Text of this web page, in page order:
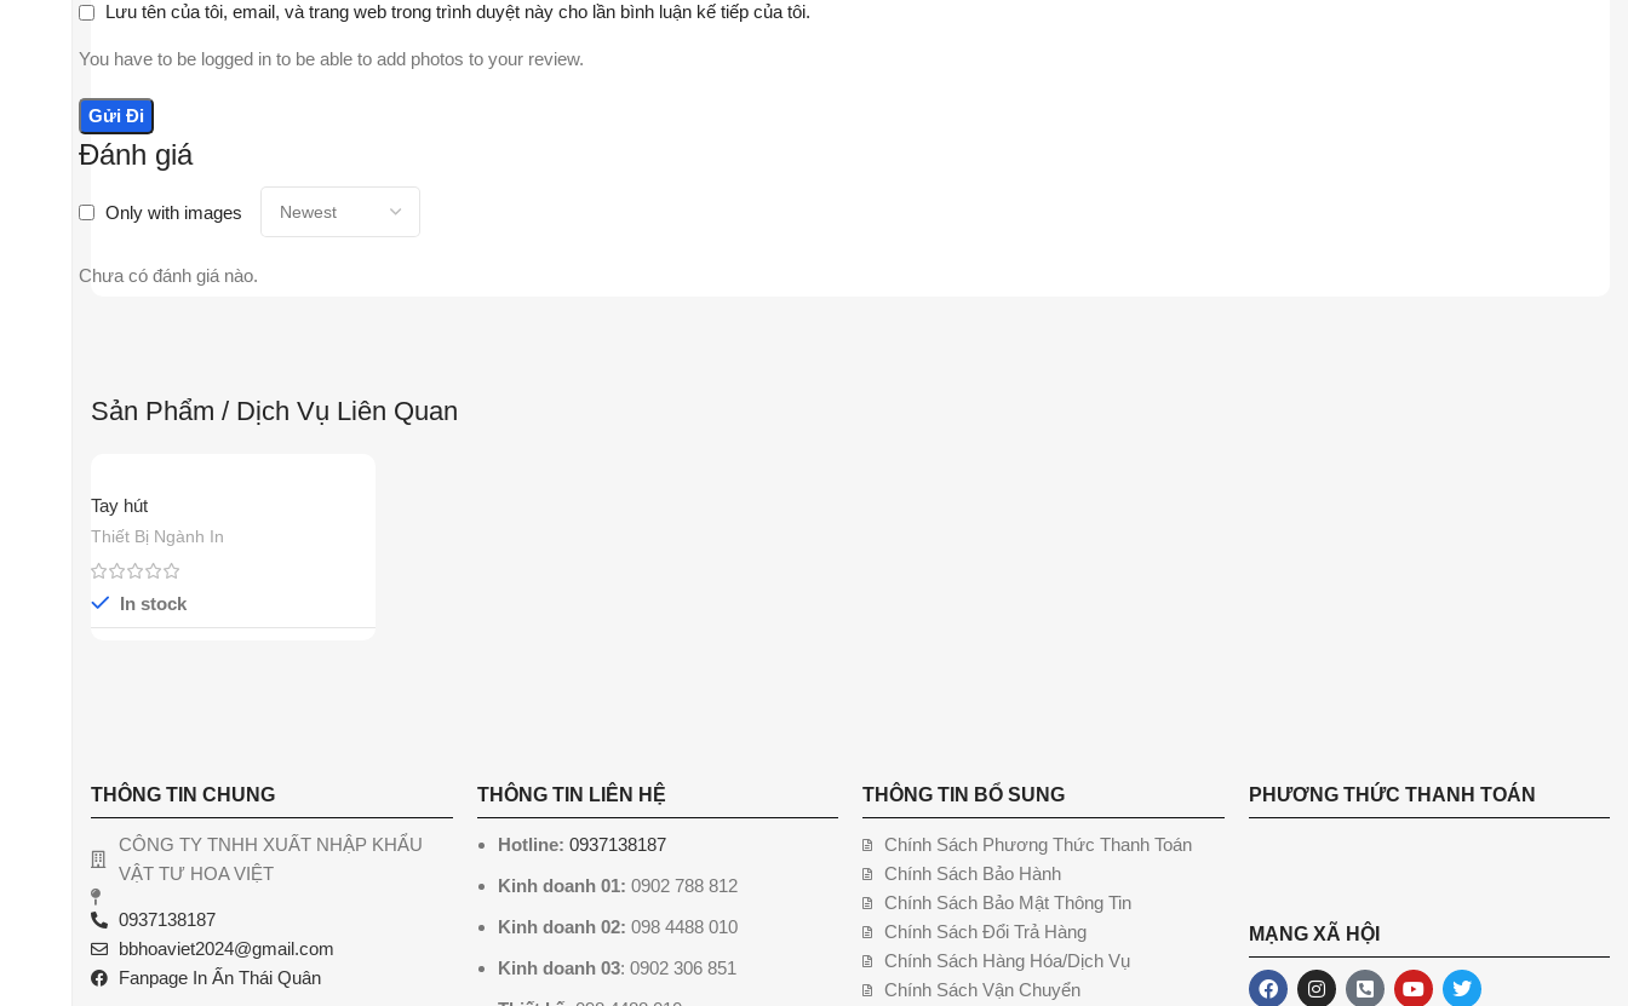
Đánh giá
Only with images
Chưa có đánh giá nào.
Lưu tên của tôi, email, và trang web trong trình duyệt này cho lần bình luận kế tiếp của tôi.
You have to be logged in to be able to add photos to your review.
Sản Phẩm / Dịch Vụ Liên Quan
Tay hút
Thiết Bị Ngành In
In stock
THÔNG TIN CHUNG
CÔNG TY TNHH XUẤT NHẬP KHẨU
VẬT TƯ HOA VIỆT
0937138187
bbhoaviet2024@gmail.com
Fanpage In Ấn Thái Quân
THÔNG TIN LIÊN HỆ
Hotline: 0937138187
Kinh doanh 01: 0902 788 812
Kinh doanh 02: 098 4488 010
Kinh doanh 03: 0902 306 851
THÔNG TIN BỔ SUNG
Chính Sách Phương Thức Thanh Toán
Chính Sách Bảo Hành
Chính Sách Bảo Mật Thông Tin
Chính Sách Đổi Trả Hàng
Chính Sách Hàng Hóa/Dịch Vụ
Chính Sách Vận Chuyển
PHƯƠNG THỨC THANH TOÁN
MẠNG XÃ HỘI